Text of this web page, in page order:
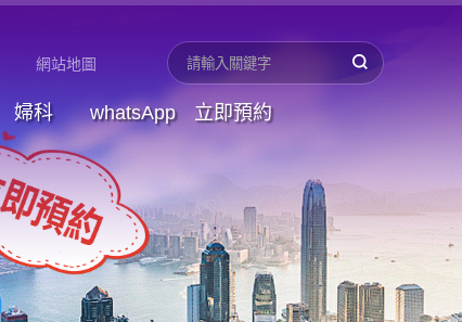
網站地圖
婦科 whatsApp 立即預約